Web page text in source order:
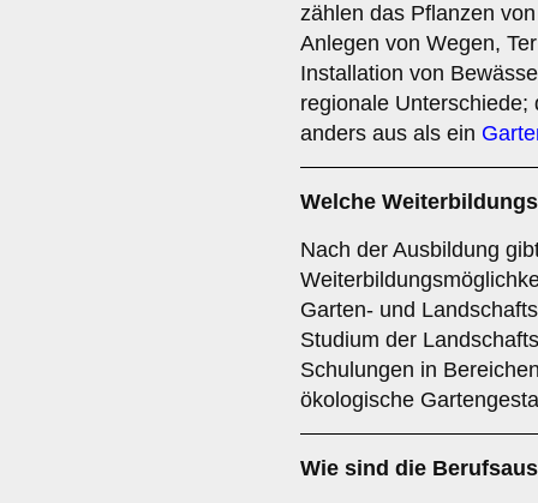
zählen das Pflanzen
Anlegen von Wegen,
Installation von
regionale
anders aus als ein
Welche
Nach der Ausbildung
Garten- und
Studium der
Schulungen in
ökologische
Wie sind die